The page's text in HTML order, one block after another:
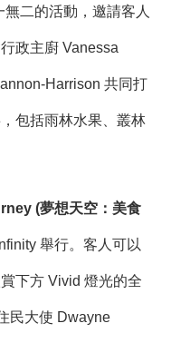
無二的活動，邀請客人
政主廚 Vanessa
Harrison 共同打
包括雨林水果、叢林
(夢想天空：美食
舉行。客人可以
下方 Vivid 燈光的全
民大使 Dwayne